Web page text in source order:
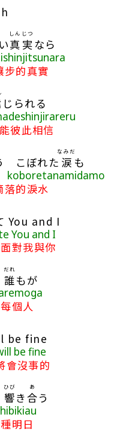
真実
しんじつ
なら
步的真實
じられる
彼此相信
こぼれた 涙
なみだ
も
koboretanamidamo
的淚水
You and I
You and I
對我與你
誰
だれ
もが
個人
be fine
be fine
會沒事的
響
ひび
き合
あ
う
明日